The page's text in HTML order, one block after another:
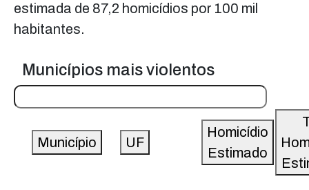
estimada de 87,2 homicídios por 100 mil
habitantes.
Municípios mais violentos
Município UF
Homicídio
Estimado